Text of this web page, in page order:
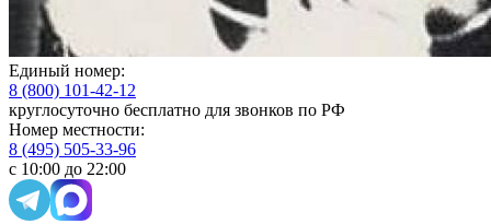
Единый номер:
8 (800) 101-42-12
круглосуточно бесплатно для звонков по РФ
Номер местности:
8 (495) 505-33-96
с 10:00 до 22:00